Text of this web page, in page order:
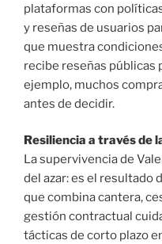
plataformas con
y reseñas de usuarios
que muestra
recibe reseñas públicas
ejemplo, muchos
antes de decidir.
Resiliencia a través de
La supervivencia de
del azar: es el resultado
que combina cantera,
gestión contractual
tácticas de corto plazo